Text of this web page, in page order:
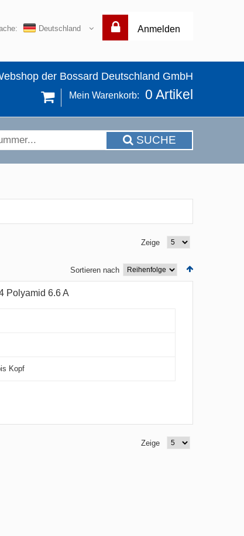
Anmelden
Deutschland
der Bossard Deutschland GmbH
Mein Warenkorb: 0 Artikel
SUCHE
Zeige
Sortieren nach
Polyamid 6.6 A
Kopf
Zeige